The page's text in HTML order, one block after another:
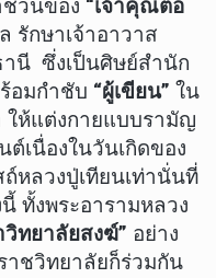
วนของ “เจ้าคุณต่อ
รักษาเจ้าอาวาส
านี ซึ่งเป็นศิษย์สำนัก
อมกำชับ “ผู้เขียน” ใน
ให้แต่งกายแบบรามัญ
เนื่องในวันเกิดของ
หลวงปู่เทียนเท่านั่นที่
ทั้งพระอารามหลวง
วิทยาลัยสงฆ์” อย่าง
ชวิทยาลัยก็ร่วมกัน